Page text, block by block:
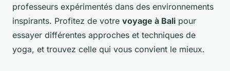
professeurs expérimentés dans des environnements
inspirants. Profitez de votre voyage à Bali pour
essayer différentes approches et techniques de
yoga, et trouvez celle qui vous convient le mieux.